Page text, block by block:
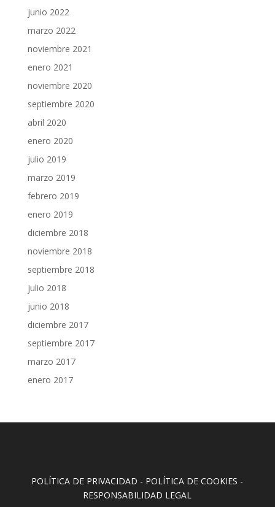
junio 2022
marzo 2022
noviembre 2021
enero 2021
noviembre 2020
septiembre 2020
abril 2020
enero 2020
julio 2019
marzo 2019
febrero 2019
enero 2019
diciembre 2018
noviembre 2018
septiembre 2018
julio 2018
junio 2018
diciembre 2017
septiembre 2017
marzo 2017
enero 2017
POLÍTICA DE PRIVACIDAD - POLÍTICA DE COOKIES -
RESPONSABILIDAD LEGAL